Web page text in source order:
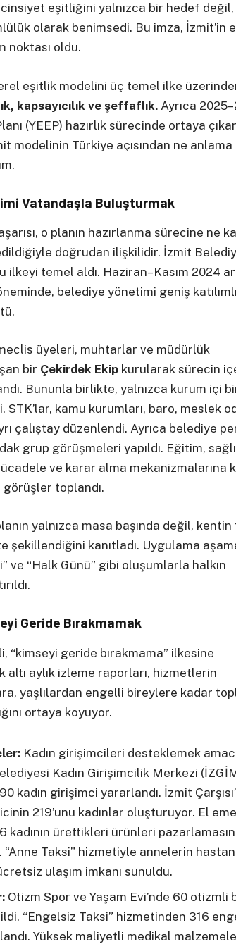
eşitliğini yalnızca bir hedef
olarak benimsedi. Bu imza, İzmit’in
noktası oldu.
eşitlik modelini üç temel ilke
kapsayıcılık ve şeffaflık. Ayrıca
(YEEP) hazırlık sürecinde ortaya
modelinin Türkiye açısından ne anlama
Vatandaşla Buluşturmak
o planın hazırlanma sürecine ne
doğrudan ilişkilidir. İzmit
ilkeyi temel aldı. Haziran–Kasım 2024
belediye yönetimi geniş
meclis üyeleri, muhtarlar ve müdürlük
bir Çekirdek Ekip kurularak sürecin
Bununla birlikte, yalnızca kurum içi
STK’lar, kamu kurumları, baro, meslek
çalıştay düzenlendi. Ayrıca belediye
grup görüşmeleri yapıldı. Eğitim,
ve karar alma mekanizmalarına
toplandı.
yalnızca masa başında değil,
şekillendiğini kanıtladı. Uygulama
ve “Halk Günü” gibi oluşumlarla halkın
Geride Bırakmamak
“kimseyi geride bırakmama” ilkesine
altı aylık izleme raporları, hizmetlerin
yaşlılardan engelli bireylere kadar
ortaya koyuyor.
Kadın girişimcileri desteklemek
Kadın Girişimcilik Merkezi
kadın girişimci yararlandı. İzmit
219’unu kadınlar oluşturuyor. El
kadının ürettikleri ürünleri
“Anne Taksi” hizmetiyle annelerin
ulaşım imkanı sunuldu.
Otizm Spor ve Yaşam Evi’nde 60 otizmli
“Engelsiz Taksi” hizmetinden 316
Yüksek maliyetli medikal